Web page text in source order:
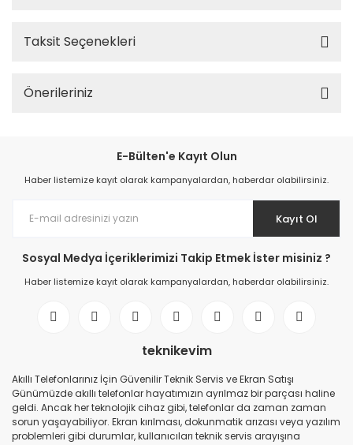
Taksit Seçenekleri
Önerileriniz
E-Bülten'e Kayıt Olun
Haber listemize kayıt olarak kampanyalardan, haberdar olabilirsiniz.
Kayıt Ol
Sosyal Medya İçeriklerimizi Takip Etmek İster misiniz ?
Haber listemize kayıt olarak kampanyalardan, haberdar olabilirsiniz.
teknikevim
Akıllı Telefonlarınız İçin Güvenilir Teknik Servis ve Ekran Satışı
Günümüzde akıllı telefonlar hayatımızın ayrılmaz bir parçası haline
geldi. Ancak her teknolojik cihaz gibi, telefonlar da zaman zaman
sorun yaşayabiliyor. Ekran kırılması, dokunmatik arızası veya yazılım
problemleri gibi durumlar, kullanıcıları teknik servis arayışına